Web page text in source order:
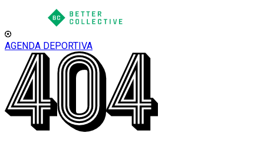
AGENDA DEPORTIVA